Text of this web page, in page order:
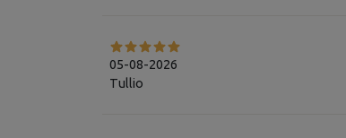
05-08-2026
Tullio